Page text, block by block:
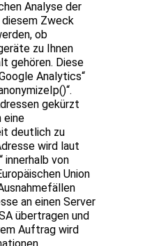
Analyse der
Zweck
ob
zu Ihnen
gehören. Diese
Analytics“
gekürzt
eine
deutlich zu
wird laut
innerhalb von
Union
an einen Server
übertragen und
Auftrag wird